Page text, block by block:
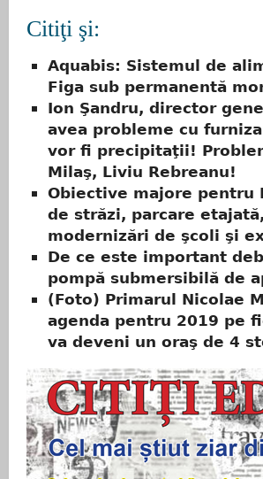
Citiţi şi:
Aquabis: Sistemul de
Figa sub permanentă
Ion Şandru, director
avea probleme cu
vor fi precipitaţii!
Milaş, Liviu Rebreanu!
Obiective majore pentru
de străzi, parcare
modernizări de şcoli şi
De ce este important
pompă submersibilă de
(Foto) Primarul Nicolae
agenda pentru 2019 pe
va deveni un oraş de 4